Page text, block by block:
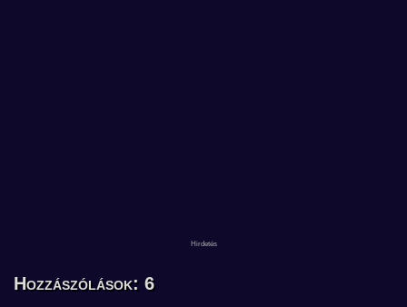
Hozzászólások: 6